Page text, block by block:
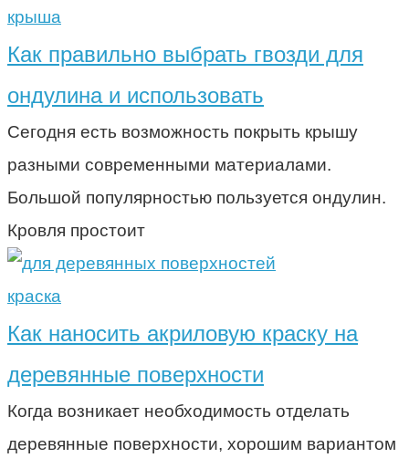
крыша
Как правильно выбрать гвозди для
ондулина и использовать
Сегодня есть возможность покрыть крышу
разными современными материалами.
Большой популярностью пользуется ондулин.
Кровля простоит
краска
Как наносить акриловую краску на
деревянные поверхности
Когда возникает необходимость отделать
деревянные поверхности, хорошим вариантом